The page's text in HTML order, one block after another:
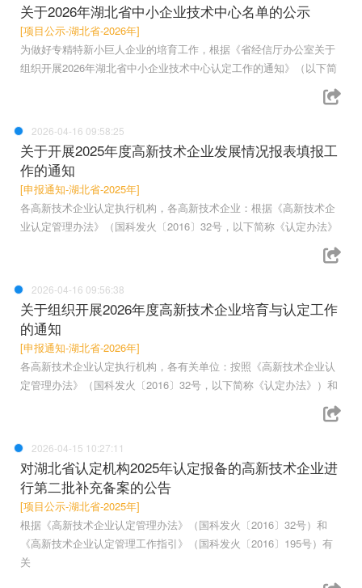
关于2026年湖北省中小企业技术中心名单的公示
[项目公示-湖北省-2026年]
为做好专精特新小巨人企业的培育工作，根据《省经信厅办公室关于
组织开展2026年湖北省中小企业技术中心认定工作的通知》（以下简
2026-04-16 09:58:25
关于开展2025年度高新技术企业发展情况报表填报工
作的通知
[申报通知-湖北省-2025年]
各高新技术企业认定执行机构，各高新技术企业：根据《高新技术企
业认定管理办法》（国科发火〔2016〕32号，以下简称《认定办法》
2026-04-16 09:56:38
关于组织开展2026年度高新技术企业培育与认定工作
的通知
[申报通知-湖北省-2026年]
各高新技术企业认定执行机构，各有关单位：按照《高新技术企业认
定管理办法》（国科发火〔2016〕32号，以下简称《认定办法》）和
2026-04-15 10:27:11
对湖北省认定机构2025年认定报备的高新技术企业进
行第二批补充备案的公告
[项目公示-湖北省-2025年]
根据《高新技术企业认定管理办法》（国科发火〔2016〕32号）和
《高新技术企业认定管理工作指引》（国科发火〔2016〕195号）有
关